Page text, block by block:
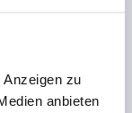
zu
anbieten
SCHWARZ